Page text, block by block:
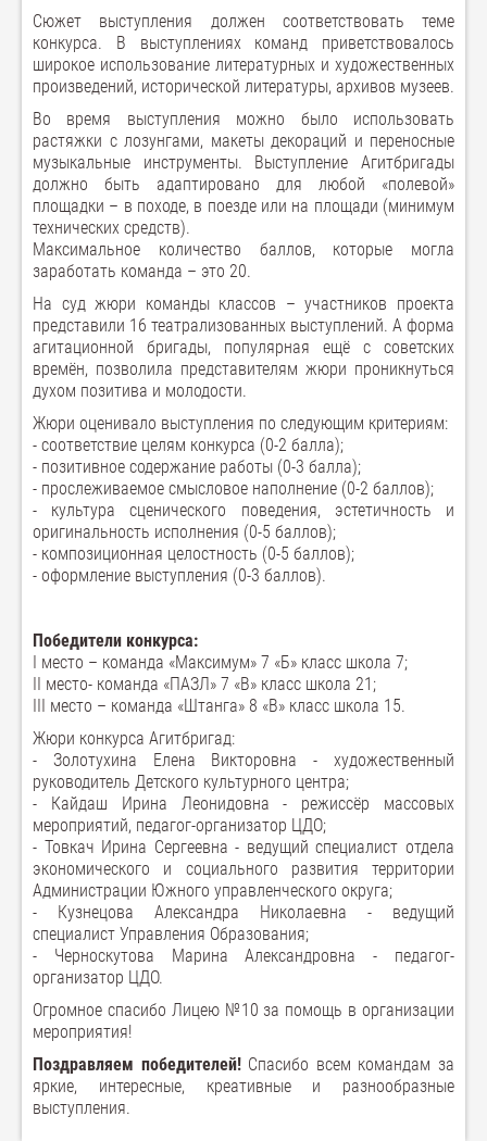
Сюжет выступления должен соответствовать теме
конкурса. В выступлениях команд приветствовалось
широкое использование литературных и художественных
произведений, исторической литературы, архивов музеев.
Во время выступления можно было использовать
растяжки с лозунгами, макеты декораций и переносные
музыкальные инструменты. Выступление Агитбригады
должно быть адаптировано для любой «полевой»
площадки – в походе, в поезде или на площади (минимум
технических средств).
Максимальное количество баллов, которые могла
заработать команда – это 20.
На суд жюри команды классов – участников проекта
представили 16 театрализованных выступлений. А форма
агитационной бригады, популярная ещё с советских
времён, позволила представителям жюри проникнуться
духом позитива и молодости.
Жюри оценивало выступления по следующим критериям:
- соответствие целям конкурса (0-2 балла);
- позитивное содержание работы (0-3 балла);
- прослеживаемое смысловое наполнение (0-2 баллов);
- культура сценического поведения, эстетичность и
оригинальность исполнения (0-5 баллов);
- композиционная целостность (0-5 баллов);
- оформление выступления (0-3 баллов).
Победители конкурса:
I место – команда «Максимум» 7 «Б» класс школа 7;
II место- команда «ПАЗЛ» 7 «В» класс школа 21;
III место – команда «Штанга» 8 «В» класс школа 15.
Жюри конкурса Агитбригад:
- Золотухина Елена Викторовна - художественный
руководитель Детского культурного центра;
- Кайдаш Ирина Леонидовна - режиссёр массовых
мероприятий, педагог-организатор ЦДО;
- Товкач Ирина Сергеевна - ведущий специалист отдела
экономического и социального развития территории
Администрации Южного управленческого округа;
- Кузнецова Александра Николаевна - ведущий
специалист Управления Образования;
- Черноскутова Марина Александровна - педагог-
организатор ЦДО.
Огромное спасибо Лицею №10 за помощь в организации
мероприятия!
Поздравляем победителей!Спасибо всем командам за
яркие, интересные, креативные и разнообразные
выступления.